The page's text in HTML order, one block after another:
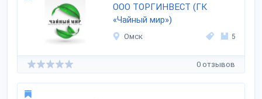
ООО ТОРГИНВЕСТ (ГК
«Чайный мир»)
Омск 5
0 отзывов